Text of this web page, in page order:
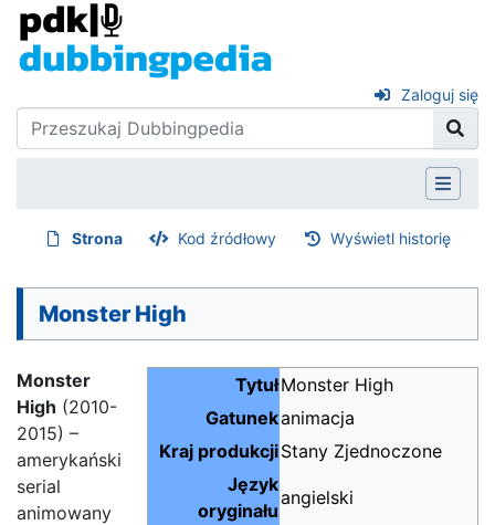
Zaloguj się
Strona Kod źródłowy Wyświetl historię
Monster High
TytułMonster High
Gatunekanimacja
Kraj produkcjiStany Zjednoczone
Język
oryginału
angielski
Monster
High (2010-
2015) –
amerykański
serial
animowany